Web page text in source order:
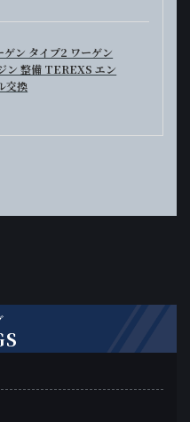
ン タイプ2 ワーゲン
ン 整備 TEREXS エン
交換